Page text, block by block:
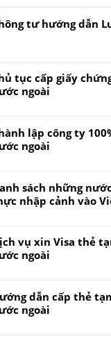
tư hướng dẫn
tục cấp giấy
ngoài
lập công ty
ngoài
sách những
nhập cảnh vào
vụ xin Visa thẻ
ngoài
dẫn cấp thẻ
ngoài